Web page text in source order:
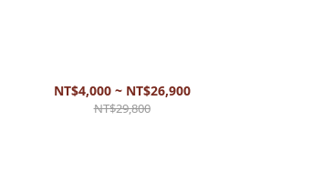
NT$4,000 ~ NT$26,900
NT$29,800